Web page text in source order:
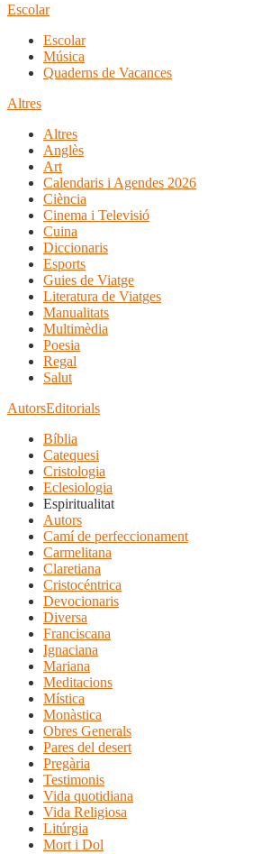
Escolar
Escolar
Música
Quaderns de Vacances
Altres
Altres
Anglès
Art
Calendaris i Agendes 2026
Ciència
Cinema i Televisió
Cuina
Diccionaris
Esports
Guies de Viatge
Literatura de Viatges
Manualitats
Multimèdia
Poesia
Regal
Salut
AutorsEditorials
Bíblia
Catequesi
Cristologia
Eclesiologia
Espiritualitat
Autors
Camí de perfeccionament
Carmelitana
Claretiana
Cristocéntrica
Devocionaris
Diversa
Franciscana
Ignaciana
Mariana
Meditacions
Mística
Monàstica
Obres Generals
Pares del desert
Pregària
Testimonis
Vida quotidiana
Vida Religiosa
Litúrgia
Mort i Dol